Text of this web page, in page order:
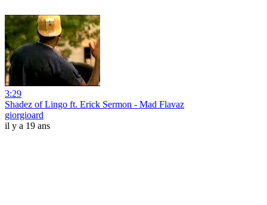
3:29
Shadez of Lingo ft. Erick Sermon - Mad Flavaz
giorgioard
il y a 19 ans